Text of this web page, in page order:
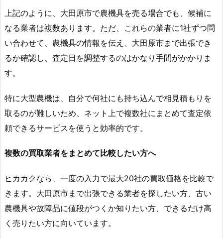
上記のように、大田原市で農機具を売る場合でも、候補に
なる業者は複数あります。ただ、これらの業者に1社ずつ問
い合わせて、農機具の情報を伝え、大田原市まで出張でき
るか確認し、査定日を調整するのはかなり手間がかかりま
す。
特に大型農機は、自分で何社にも持ち込んで相見積もりを
取るのが難しいため、ネット上で複数社にまとめて査定依
頼できるサービスを使うと効率的です。
複数の買取業者をまとめて比較したい方へ
ヒカカクなら、一度の入力で最大20社の買取価格を比較で
きます。大田原市まで出張できる業者を探したい方、古い
農機具や故障品に値段がつくか知りたい方、できるだけ高
く売りたい方に向いています。